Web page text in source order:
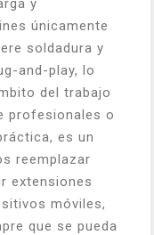
y
únicamente
soldadura y
and-play, lo
del trabajo
profesionales o
es un
reemplazar
extensiones
móviles,
que se pueda